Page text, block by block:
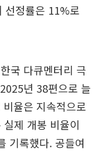
선정률은 11%로
국 다큐멘터리 극
년 38편으로 늘
율은 지속적으로
제 개봉 비율이
기록했다. 공들여